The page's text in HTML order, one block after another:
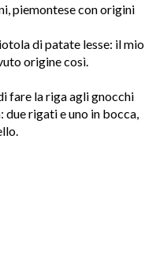
piemontese con origini
di patate lesse: il mio
origine così.
fare la riga agli gnocchi
rigati e uno in bocca,